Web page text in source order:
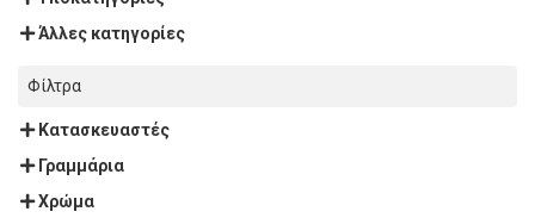
Άλλες κατηγορίες
Φίλτρα
Κατασκευαστές
Γραμμάρια
Χρώμα